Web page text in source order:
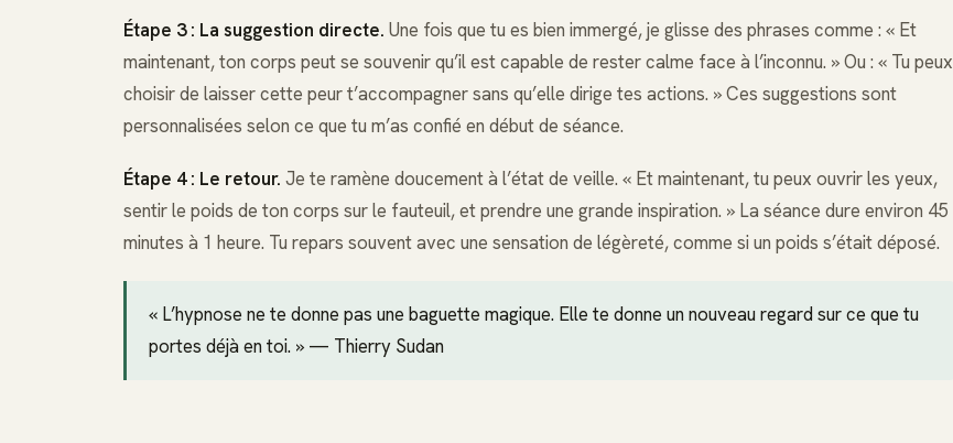
Étape 3 : La suggestion directe. Une fois que tu es bien immergé, je glisse des phrases comme : « Et
maintenant, ton corps peut se souvenir qu’il est capable de rester calme face à l’inconnu. » Ou : « Tu peux
choisir de laisser cette peur t’accompagner sans qu’elle dirige tes actions. » Ces suggestions sont
personnalisées selon ce que tu m’as confié en début de séance.
Étape 4 : Le retour. Je te ramène doucement à l’état de veille. « Et maintenant, tu peux ouvrir les yeux,
sentir le poids de ton corps sur le fauteuil, et prendre une grande inspiration. » La séance dure environ 45
minutes à 1 heure. Tu repars souvent avec une sensation de légèreté, comme si un poids s’était déposé.
« L’hypnose ne te donne pas une baguette magique. Elle te donne un nouveau regard sur ce que tu
portes déjà en toi. » — Thierry Sudan